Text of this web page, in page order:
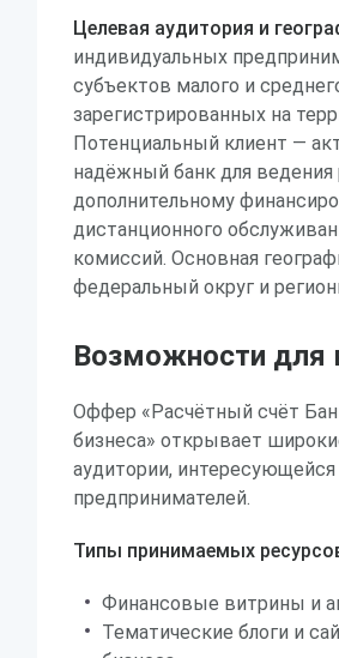
Целевая аудитория и
индивидуальных
субъектов малого и
зарегистрированных на
Потенциальный клиент —
надёжный банк для
дополнительному
дистанционного
комиссий. Основная
федеральный округ и
Возможности для
Оффер «Расчётный счёт
бизнеса» открывает
аудитории,
предпринимателей.
Типы принимаемых
Финансовые витрины и
Тематические блоги и